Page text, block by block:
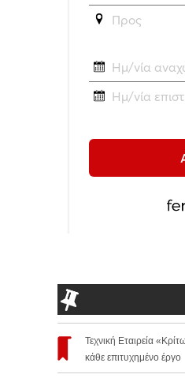
Τεχνική Εταιρεία
κάθε επιτυχημένο έργο